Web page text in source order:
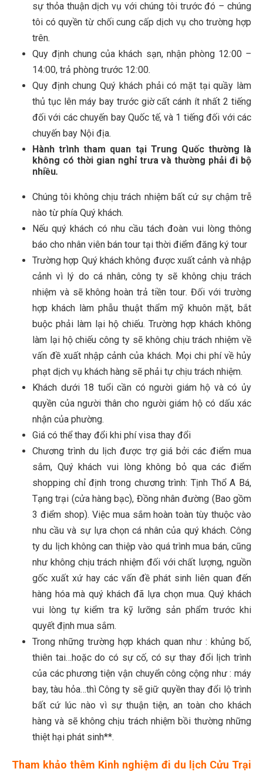
sự thỏa thuận dịch vụ với chúng tôi trước đó –chúng
tôi có quyền từ chối cung cấp dịch vụ cho trường hợp
trên.
Quy định chung của khách sạn, nhận phòng 12:00 –
14:00, trả phòng trước 12:00.
Quy định chung Quý khách phải có mặt tại quầy làm
thủ tục lên máy bay trước giờ cất cánh ít nhất 2 tiếng
đối với các chuyến bay Quốc tế, và 1 tiếng đối với các
chuyến bay Nội địa.
Hành trình tham quan tại Trung Quốc thường là
không có thời gian nghỉ trưa và thường phải đi bộ
nhiều.
Chúng tôi không chịu trách nhiệm bất cứ sự chậm trễ
nào từ phía Quý khách.
Nếu quý khách có nhu cầu tách đoàn vui lòng thông
báo cho nhân viên bán tour tại thời điểm đăng ký tour
Trường hợp Quý khách không được xuất cảnh và nhập
cảnh vì lý do cá nhân, công ty sẽ không chịu trách
nhiệm và sẽ không hoàn trả tiền tour.Đối với trường
hợp khách làm phẫu thuật thẩm mỹ khuôn mặt, bắt
buộc phải làm lại hộ chiếu. Trường hợp khách không
làm lại hộ chiếu công ty sẽ không chịu trách nhiệm về
vấn đề xuất nhập cảnh của khách. Mọi chi phí về hủy
phạt dịch vụ khách hàng sẽ phải tự chịu trách nhiệm.
Khách dưới 18 tuổi cần có người giám hộ và có ủy
quyền của người thân cho người giám hộ có dấu xác
nhận của phường.
Giá có thể thay đổi khi phí visa thay đổi
Chương trình du lịch được trợ giá bởi các điểm mua
sắm, Quý khách vui lòng không bỏ qua các điểm
shopping chỉ định trong chương trình: Tịnh Thổ A Bá,
Tạng trại (cửa hàng bạc), Đồng nhân đường (Bao gồm
3 điểm shop). Việc mua sắm hoàn toàn tùy thuộc vào
nhu cầu và sự lựa chọn cá nhân của quý khách. Công
ty du lịch không can thiệp vào quá trình mua bán, cũng
như không chịu trách nhiệm đối với chất lượng, nguồn
gốc xuất xứ hay các vấn đề phát sinh liên quan đến
hàng hóa mà quý khách đã lựa chọn mua. Quý khách
vui lòng tự kiểm tra kỹ lưỡng sản phẩm trước khi
quyết định mua sắm.
Trong những trường hợp khách quan như : khủng bố,
thiên tai…hoặc do có sự cố, có sự thay đổi lịch trình
của các phương tiện vận chuyển công cộng như : máy
bay, tàu hỏa…thì Công ty sẽ giữ quyền thay đổi lộ trình
bất cứ lúc nào vì sự thuận tiện, an toàn cho khách
hàng và sẽ không chịu trách nhiệm bồi thường những
thiệt hại phát sinh**.
Tham khảo thêm Kinh nghiệm đi du lịch Cửu Trại